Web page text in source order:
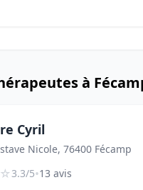
à
Cyril
Nicole, 76400 Fécamp
☆3.3/5•13 avis